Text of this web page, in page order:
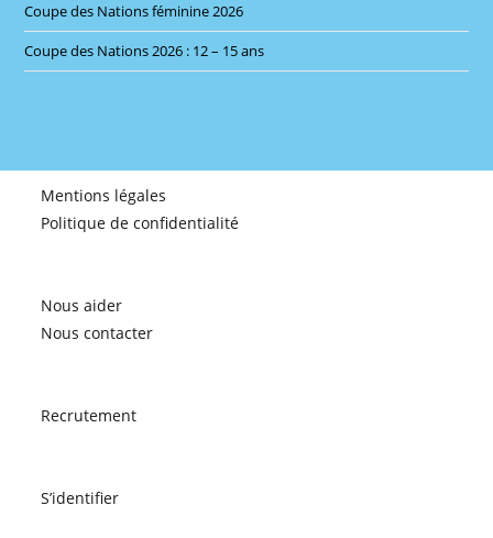
Coupe des Nations féminine 2026
Coupe des Nations 2026 : 12 – 15 ans
Mentions légales
Politique de confidentialité
Nous aider
Nous contacter
Recrutement
S’identifier